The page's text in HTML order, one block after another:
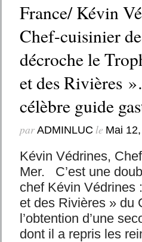
France/ Kévin
Chef-cuisinier
décroche le
et des Rivières
célèbre guide
par ADMINLUC le Mai
Kévin Védrines,
Mer. C’est une
chef Kévin Védrines
et des Rivières » du
l’obtention d’une
dont il a repris les